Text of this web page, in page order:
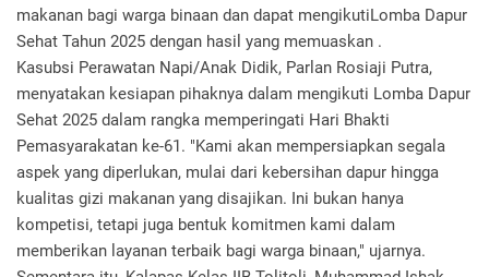
makanan bagi warga binaan dan dapat mengikutiLomba Dapur
Sehat Tahun 2025 dengan hasil yang memuaskan .
Kasubsi Perawatan Napi/Anak Didik, Parlan Rosiaji Putra,
menyatakan kesiapan pihaknya dalam mengikuti Lomba Dapur
Sehat 2025 dalam rangka memperingati Hari Bhakti
Pemasyarakatan ke-61. "Kami akan mempersiapkan segala
aspek yang diperlukan, mulai dari kebersihan dapur hingga
kualitas gizi makanan yang disajikan. Ini bukan hanya
kompetisi, tetapi juga bentuk komitmen kami dalam
memberikan layanan terbaik bagi warga binaan," ujarnya.